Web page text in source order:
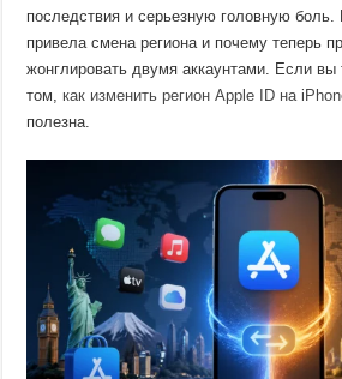
последствия и серьезную головную
привела смена региона и почему теперь
жонглировать двумя аккаунтами. Если
том,как изменить регион Apple ID на
полезна.